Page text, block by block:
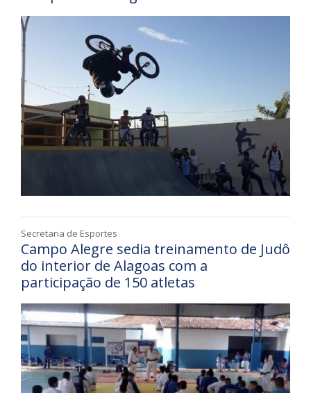
Secretaria de Esportes
Campo Alegre sedia treinamento de Judô
do interior de Alagoas com a
participação de 150 atletas